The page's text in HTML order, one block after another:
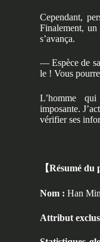
Cependant,
Finalement,
s’avança.
— Espèce de
le ! Vous
L’homme
imposante.
vérifier ses
【Résumé du
Nom : Han
Attribut